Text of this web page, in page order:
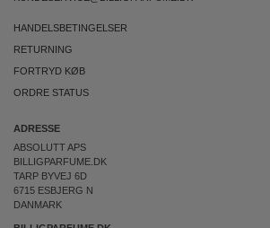
HANDELSBETINGELSER
RETURNING
FORTRYD KØB
ORDRE STATUS
ADRESSE
ABSOLUTT APS
BILLIGPARFUME.DK
TARP BYVEJ 6D
6715 ESBJERG N
DANMARK